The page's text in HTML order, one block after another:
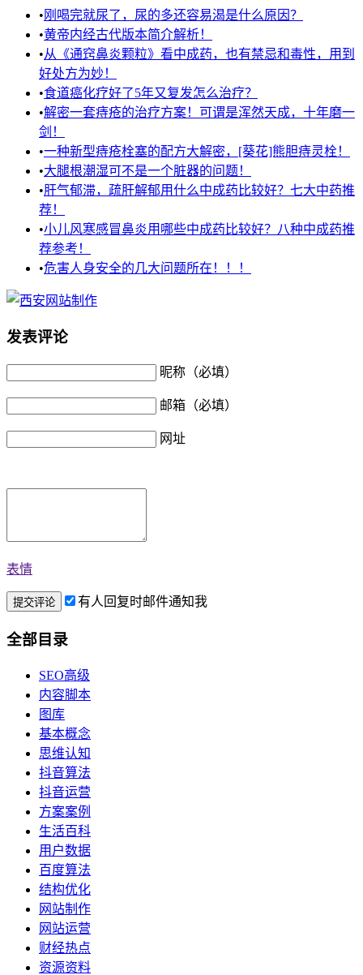
•刚喝完就尿了，尿的多还容易渴是什么原因？
•黄帝内经古代版本简介解析！
•从《通窍鼻炎颗粒》看中成药，也有禁忌和毒性，用到
好处方为妙！
•食道癌化疗好了5年又复发怎么治疗？
•解密一套痔疮的治疗方案！可谓是浑然天成，十年磨一
剑！
•一种新型痔疮栓塞的配方大解密，[葵花]熊胆痔灵栓！
•大腿根潮湿可不是一个脏器的问题！
•肝气郁滞，疏肝解郁用什么中成药比较好？七大中药推
荐！
•小儿风寒感冒鼻炎用哪些中成药比较好？八种中成药推
荐参考！
•危害人身安全的几大问题所在！！！
发表评论
昵称（必填）
邮箱（必填）
网址
表情
有人回复时邮件通知我
全部目录
SEO高级
内容脚本
图库
基本概念
思维认知
抖音算法
抖音运营
方案案例
生活百科
用户数据
百度算法
结构优化
网站制作
网站运营
财经热点
资源资料